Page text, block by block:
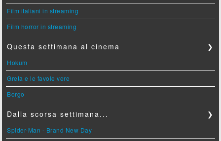
Film italiani in streaming
Film horror in streaming
Questa settimana al cinema ❯
Hokum
Greta e le favole vere
Borgo
Dalla scorsa settimana... ❯
Spider-Man - Brand New Day